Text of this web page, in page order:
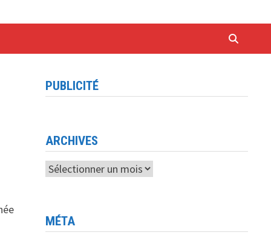
PUBLICITÉ
ARCHIVES
Archives
MÉTA